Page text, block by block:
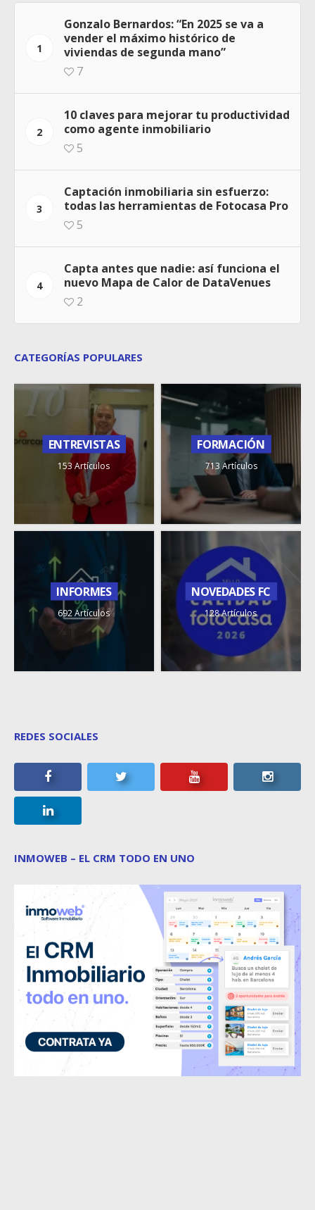
1
Gonzalo Bernardos: “En 2025 se va a
vender el máximo histórico de
viviendas de segunda mano”
7
2
10 claves para mejorar tu productividad
como agente inmobiliario
5
3
Captación inmobiliaria sin esfuerzo:
todas las herramientas de Fotocasa Pro
5
4
Capta antes que nadie: así funciona el
nuevo Mapa de Calor de DataVenues
2
CATEGORÍAS POPULARES
ENTREVISTAS
153 Artículos
FORMACIÓN
713 Artículos
INFORMES
692 Artículos
NOVEDADES FC
128 Artículos
REDES SOCIALES
INMOWEB – EL CRM TODO EN UNO